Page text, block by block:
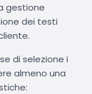
gestione
dei testi
di selezione i
almeno una